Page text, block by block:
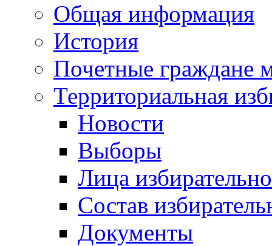
Общая информация
История
Почетные граждане
Территориальная
Новости
Выборы
Лица
Состав
Документы